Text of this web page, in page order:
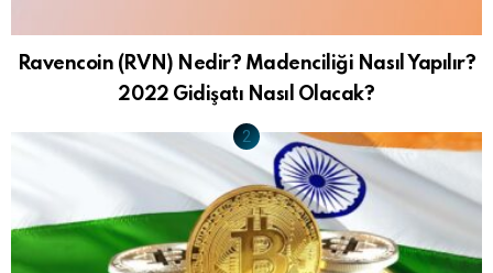
Ravencoin (RVN) Nedir? Madenciliği Nasıl Yapılır?
2022 Gidişatı Nasıl Olacak?